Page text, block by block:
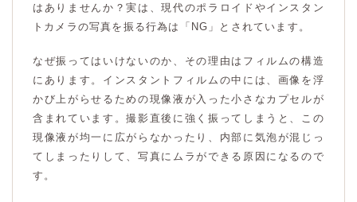
はありませんか？実は、現代のポラロイドやインスタン
トカメラの写真を振る行為は「NG」とされています。
なぜ振ってはいけないのか、その理由はフィルムの構造
にあります。インスタントフィルムの中には、画像を浮
かび上がらせるための現像液が入った小さなカプセルが
含まれています。撮影直後に強く振ってしまうと、この
現像液が均一に広がらなかったり、内部に気泡が混じっ
てしまったりして、写真にムラができる原因になるので
す。